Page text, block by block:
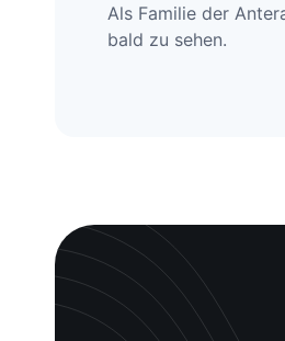
Als Familie der
bald zu sehen.